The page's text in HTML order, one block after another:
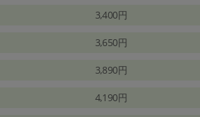
3,400円
3,650円
3,890円
4,190円